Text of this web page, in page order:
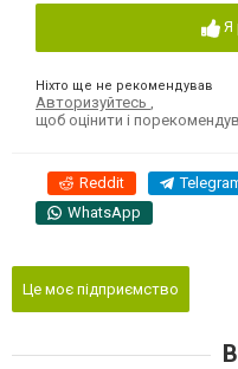
Я
Ніхто ще не рекомендував
Авторизуйтесь
щоб оцінити і
Reddit
WhatsApp
Це моє підприємство